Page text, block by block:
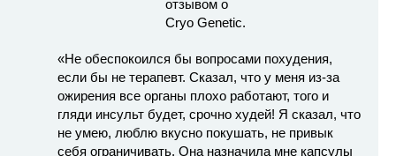
«Не обеспокоился бы вопросами похудения,
если бы не терапевт. Сказал, что у меня из-за
ожирения все органы плохо работают, того и
гляди инсульт будет, срочно худей! Я сказал, что
не умею, люблю вкусно покушать, не привык
себя ограничивать. Она назначила мне капсулы